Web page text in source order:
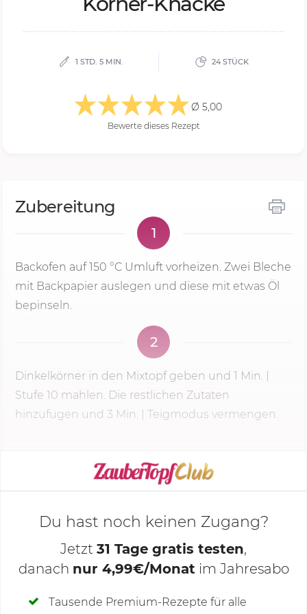
1 STD. 5 MIN. 24 STÜCK
Ø 5,00
Bewerte dieses Rezept
Zubereitung
1
Backofen auf150 °C Umluft vorheizen. Zwei Bleche
mit Backpapier auslegen und diese mit etwas Öl
bepinseln.
2
Dinkelkörner in den Mixtopf geben und 1 Min.
Stufe 10 mahlen. Die restlichen Zutaten
hinzufügen und 3 Min. | Teigmodus vermengen.
KOCHMODUS STARTEN
Deine Notizen
Du hast noch keinen Zugang?
Jetzt 31 Tage gratis testen,
danach nur 4,99€/Monat im Jahresabo
Tausende Premium-Rezepte für alle